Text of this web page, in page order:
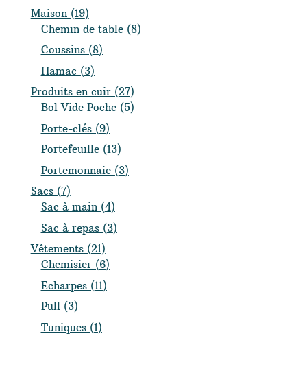
Maison 1919
produits
Chemin de table 88
Coussins 88
Hamac 33
produits
Produits en cuir 2727
produits
Bol Vide Poche 55
Porte-clés 99
produits
Portefeuille 1313
produits
Portemonnaie 33
Sacs 77
produits
Sac à main 44
produits
Sac à repas 33
Vêtements 2121
produits
Chemisier 66
produits
Echarpes 1111
Pull 33
produits
Tuniques 11